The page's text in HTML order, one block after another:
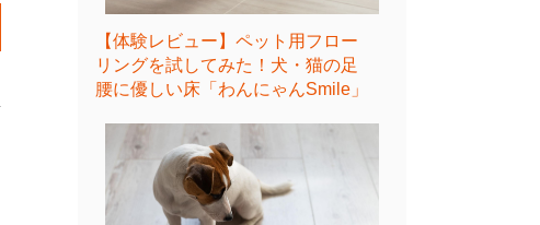
【体験レビュー】ペット用フロー
リングを試してみた！犬・猫の足
腰に優しい床「わんにゃんSmile」